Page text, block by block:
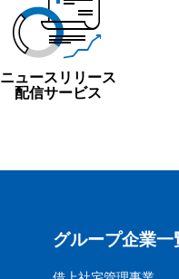
ニュースリリース
配信サービス
グループ企業一